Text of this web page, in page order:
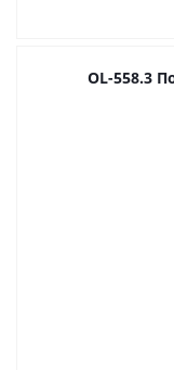
OL-558.3